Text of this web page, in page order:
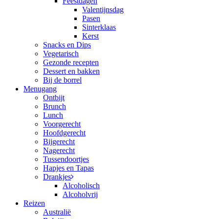
Valentijnsdag
Pasen
Sinterklaas
Kerst
Snacks en Dips
Vegetarisch
Gezonde recepten
Dessert en bakken
Bij de borrel
Menugang
Ontbijt
Brunch
Lunch
Voorgerecht
Hoofdgerecht
Bijgerecht
Nagerecht
Tussendoortjes
Hapjes en Tapas
Drankjes
Alcoholisch
Alcoholvrij
Reizen
Australië